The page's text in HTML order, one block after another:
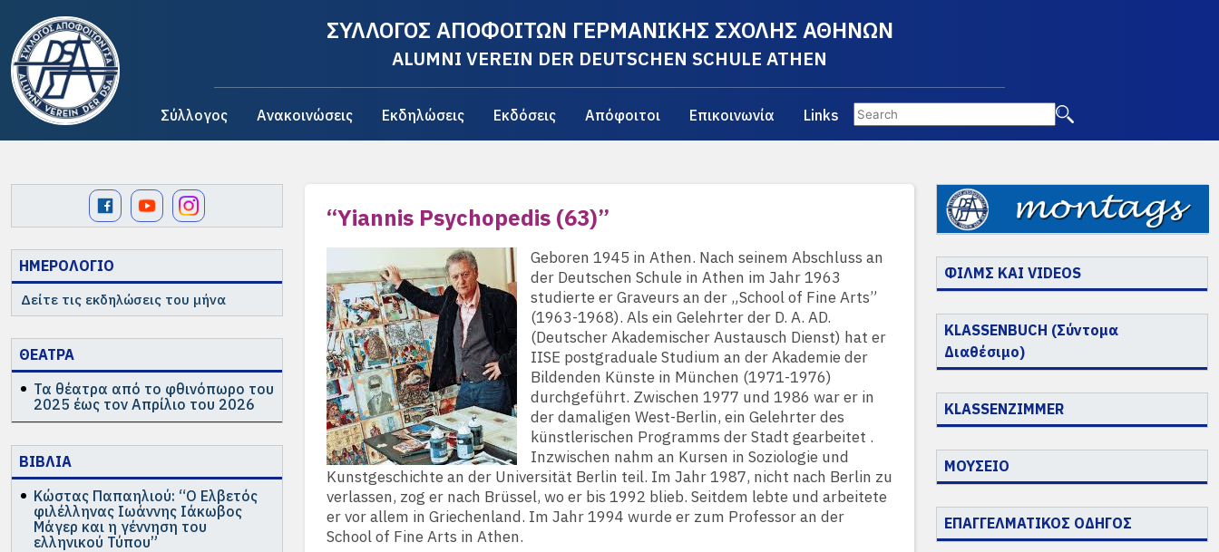
ΣΥΛΛΟΓΟΣ ΑΠΟΦΟΙΤΩΝ ΓΕΡΜΑΝΙΚΗΣ ΣΧΟΛΗΣ ΑΘΗΝΩΝ
ALUMNI VEREIN DER DEUTSCHEN SCHULE ATHEN
Σύλλογος Ανακοινώσεις Εκδηλώσεις Εκδόσεις Απόφοιτοι Επικοινωνία Links
ΗΜΕΡΟΛΟΓΙΟ
Δείτε τις εκδηλώσεις του μήνα
ΘΕΑΤΡΑ
Τα θέατρα από το φθινόπωρο του
2025 έως τον Απρίλιο του 2026
ΒΙΒΛΙΑ
Κώστας Παπαηλιού: “Ο Ελβετός
φιλέλληνας Ιωάννης Ιάκωβος
Μάγερ και η γέννηση του
ελληνικού Τύπου”
“Yiannis Psychopedis (63)”
Geboren 1945 in Athen. Nach seinem Abschluss an
der Deutschen Schule in Athen im Jahr 1963
studierte er Graveurs an der „School of Fine Arts”
(1963-1968). Als ein Gelehrter der D. A. AD.
(Deutscher Akademischer Austausch Dienst) hat er
IISE postgraduale Studium an der Akademie der
Bildenden Künste in München (1971-1976)
durchgeführt. Zwischen 1977 und 1986 war er in
der damaligen West-Berlin, ein Gelehrter des
künstlerischen Programms der Stadt gearbeitet .
Inzwischen nahm an Kursen in Soziologie und
Kunstgeschichte an der Universität Berlin teil. Im Jahr 1987, nicht nach Berlin zu
verlassen, zog er nach Brüssel, wo er bis 1992 blieb. Seitdem lebte und arbeitete
er vor allem in Griechenland. Im Jahr 1994 wurde er zum Professor an der
School of Fine Arts in Athen.
ΦΙΛΜΣ ΚΑΙ VIDEOS
KLASSENBUCH (Σύντομα
Διαθέσιμο)
KLASSENZIMMER
ΜΟΥΣΕΙΟ
ΕΠΑΓΓΕΛΜΑΤΙΚΟΣ ΟΔΗΓΟΣ